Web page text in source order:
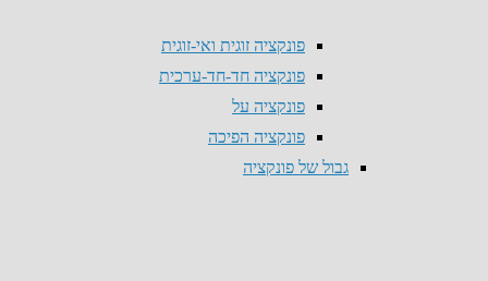
פונקציה זוגית ואי-זוגית
פונקציה חד-חד-ערכית
פונקציה על
פונקציה הפיכה
גבול של פונקציה